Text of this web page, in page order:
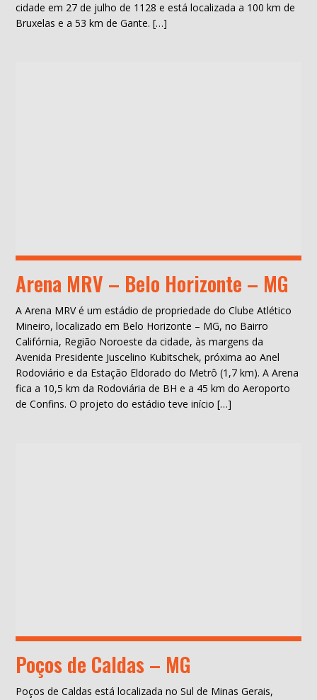
cidade em 27 de julho de 1128 e está localizada a 100 km de
Bruxelas e a 53 km de Gante. […]
Arena MRV – Belo Horizonte – MG
A Arena MRV é um estádio de propriedade do Clube Atlético
Mineiro, localizado em Belo Horizonte – MG, no Bairro
Califórnia, Região Noroeste da cidade, às margens da
Avenida Presidente Juscelino Kubitschek, próxima ao Anel
Rodoviário e da Estação Eldorado do Metrô (1,7 km). A Arena
fica a 10,5 km da Rodoviária de BH e a 45 km do Aeroporto
de Confins. O projeto do estádio teve início […]
Poços de Caldas – MG
Poços de Caldas está localizada no Sul de Minas Gerais,